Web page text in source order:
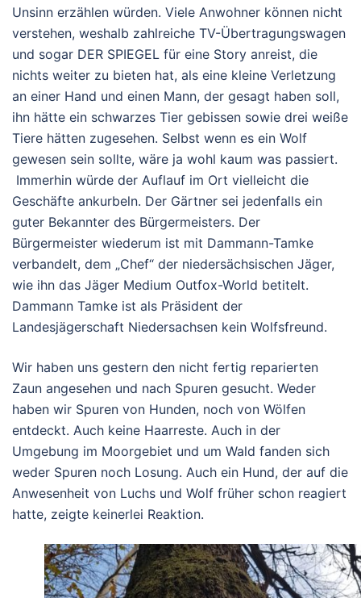
Unsinn erzählen würden. Viele Anwohner können nicht
verstehen, weshalb zahlreiche TV-Übertragungswagen
und sogar DER SPIEGEL für eine Story anreist, die
nichts weiter zu bieten hat, als eine kleine Verletzung
an einer Hand und einen Mann, der gesagt haben soll,
ihn hätte ein schwarzes Tier gebissen sowie drei weiße
Tiere hätten zugesehen. Selbst wenn es ein Wolf
gewesen sein sollte, wäre ja wohl kaum was passiert.
Immerhin würde der Auflauf im Ort vielleicht die
Geschäfte ankurbeln. Der Gärtner sei jedenfalls ein
guter Bekannter des Bürgermeisters. Der
Bürgermeister wiederum ist mit Dammann-Tamke
verbandelt, dem „Chef“ der niedersächsischen Jäger,
wie ihn das Jäger Medium Outfox-World betitelt.
Dammann Tamke ist als Präsident der
Landesjägerschaft Niedersachsen kein Wolfsfreund.
Wir haben uns gestern den nicht fertig reparierten
Zaun angesehen und nach Spuren gesucht. Weder
haben wir Spuren von Hunden, noch von Wölfen
entdeckt. Auch keine Haarreste. Auch in der
Umgebung im Moorgebiet und um Wald fanden sich
weder Spuren noch Losung. Auch ein Hund, der auf die
Anwesenheit von Luchs und Wolf früher schon reagiert
hatte, zeigte keinerlei Reaktion.